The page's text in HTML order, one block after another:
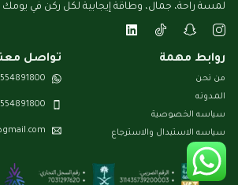
لمسة راحة، جمال، وطاقة إيجابية لكل ركن في يومك
روابط مهمة
من نحن
المـدونـه
سياسه الخصوصية
سياسه الاستبدال والاسترجاع
تواصل
554891800 966+